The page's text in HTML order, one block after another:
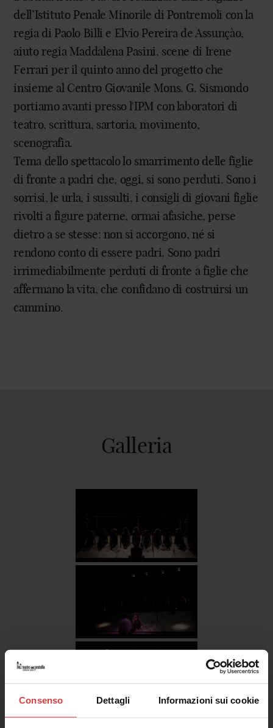
Consenso Dettagli Informazioni sui cookie
dell’Istituto Penale Minorile di Pontremoli con la
regia di Paolo Billi e Elvio Pereira de Assunçào,
aiuto regia Maddalena Pasini, scene di Irene
Ferrari per il quinto anno del progetto che
insieme al Centro Giovanile Mons. G. Sismondo
portiamo avanti presso l'IPM con laboratori di
teatro, scrittura, sartoria, movimento,
scenografia.
Tema dello spettacolo lo smarrimento delle figlie
di fronte a padri che, oggi, si sono perduti. Sono i
sorrisi, le urla, i sussulti, i consigli di giovani figlie
rivolti a figure paterne, ormai afasiche, perse
dietro a se stesse: non si accorgono, né si
rendono conto di essere padri. Sono padri
irrimediabilmente perduti di fronte a figlie che
affermano la vita, che confidano di costruirsi un
cammino.
Galleria